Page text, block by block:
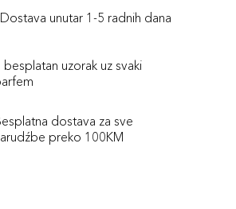
Dostava unutar 1-5 radnih dana
besplatan uzorak uz svaki
dostava za sve
preko 100KM